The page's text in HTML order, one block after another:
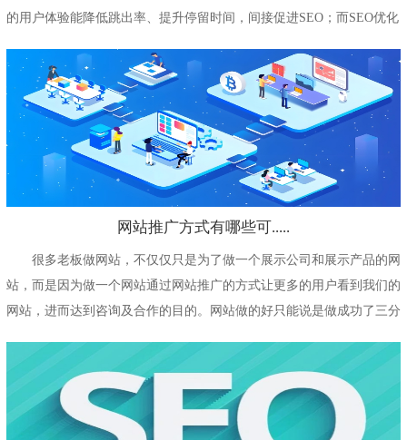
的用户体验能降低跳出率、提升停留时间，间接促进SEO；而SEO优化
网站推广方式有哪些可.....
很多老板做网站，不仅仅只是为了做一个展示公司和展示产品的网
站，而是因为做一个网站通过网站推广的方式让更多的用户看到我们的
网站，进而达到咨询及合作的目的。网站做的好只能说是做成功了三分